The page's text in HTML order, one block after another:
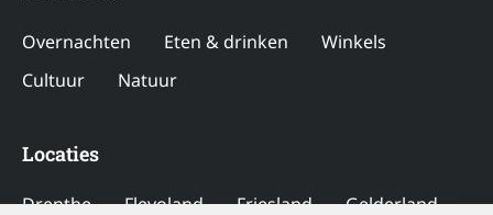
Overnachten Eten & drinken
Winkels
Cultuur
Natuur
Locaties
Drenthe Flevoland Friesland Gelderland